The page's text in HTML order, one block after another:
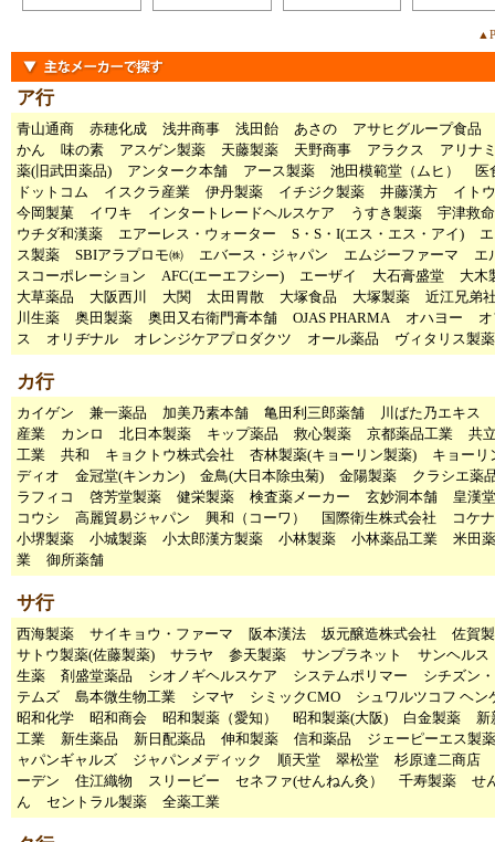
ア行
青山通商 赤穂化成 浅井商事 浅田飴 あさの
アサヒグループ食品
かん
味の素 アスゲン製薬 天藤製薬 天野商事 アラクス
アリナ
薬(旧武田薬品)
アンターク本舗 アース製薬 池田模範堂（ムヒ）
医
ドットコム
イスクラ産業 伊丹製薬 イチジク製薬 井藤漢方
イト
今岡製菓
イワキ インタートレードヘルスケア うすき製薬
宇津救
ウチダ和漢薬
エアーレス・ウォーター S・S・I(エス・エス・アイ)
ス製薬
SBIアラプロモ㈱ エバース・ジャパン エムジーファーマ
エ
スコーポレーション
AFC(エーエフシー) エーザイ 大石膏盛堂
大木
大草薬品
大阪西川 大関 太田胃散 大塚食品 大塚製薬
近江兄弟
川生薬
奥田製薬 奥田又右衛門膏本舗 OJAS PHARMA オハヨー
ス
オリヂナル オレンジケアプロダクツ オール薬品 ヴィタリス製薬
カ行
カイゲン 兼一薬品 加美乃素本舗 亀田利三郎薬舗
川ばた乃エキス
産業
カンロ 北日本製薬 キップ薬品 救心製薬 京都薬品工業
共
工業
共和 キョクトウ株式会社 杏林製薬(キョーリン製薬)
キョーリ
ディオ
金冠堂(キンカン) 金鳥(大日本除虫菊) 金陽製薬
クラシエ薬
ラフィコ
啓芳堂製薬 健栄製薬 検査薬メーカー 玄妙洞本舗
皇漢
コウシ
高麗貿易ジャパン 興和（コーワ） 国際衛生株式会社
コケ
小堺製薬
小城製薬 小太郎漢方製薬 小林製薬 小林薬品工業
米田
業
御所薬舗
サ行
西海製薬 サイキョウ・ファーマ 阪本漢法 坂元醸造株式会社
佐賀
サトウ製薬(佐藤製薬)
サラヤ 参天製薬 サンプラネット
サンヘルス
生薬
剤盛堂薬品 シオノギヘルスケア システムポリマー
シチズン
テムズ
島本微生物工業 シマヤ シミックCMO
シュワルツコフ ヘン
昭和化学
昭和商会 昭和製薬（愛知） 昭和製薬(大阪) 白金製薬
新
工業
新生薬品 新日配薬品 伸和製薬 信和薬品
ジェーピーエス製薬
ャパンギャルズ
ジャパンメディック 順天堂 翠松堂
杉原達二商店
ーデン
住江織物 スリービー セネファ(せんねん灸） 千寿製薬
せ
ん
セントラル製薬 全薬工業